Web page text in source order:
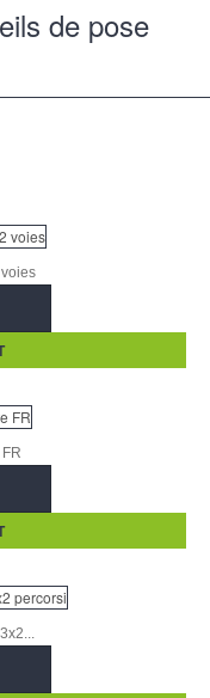
de pose